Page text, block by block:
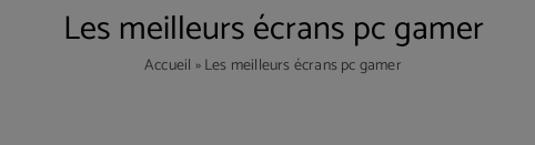
Les meilleurs écrans pc gamer
Accueil »Les meilleurs écrans pc gamer